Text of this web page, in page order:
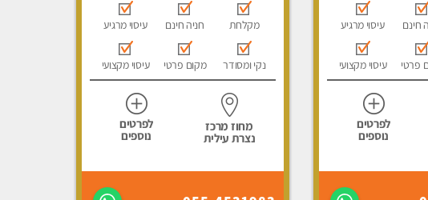
חינם עיסוי מרגיע
פרטי עיסוי מקצועי
לפרטים
נוספים
מקלחת חניה חינם עיסוי מרגיע
נקי ומסודר מקום פרטי עיסוי מקצועי
מחוז מרכז
נצרת עילית
לפרטים
נוספים